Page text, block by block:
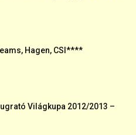
Hagen, CSI****
Világkupa 2012/2013 –